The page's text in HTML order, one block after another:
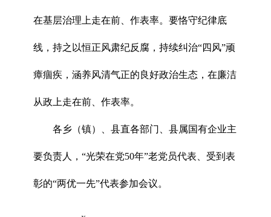
在基层治理上走在前、作表率。要恪守纪律底
线，持之以恒正风肃纪反腐，持续纠治“四风”顽
瘴痼疾，涵养风清气正的良好政治生态，在廉洁
从政上走在前、作表率。
各乡（镇）、县直各部门、县属国有企业主
要负责人，“光荣在党50年”老党员代表、受到表
彰的“两优一先”代表参加会议。